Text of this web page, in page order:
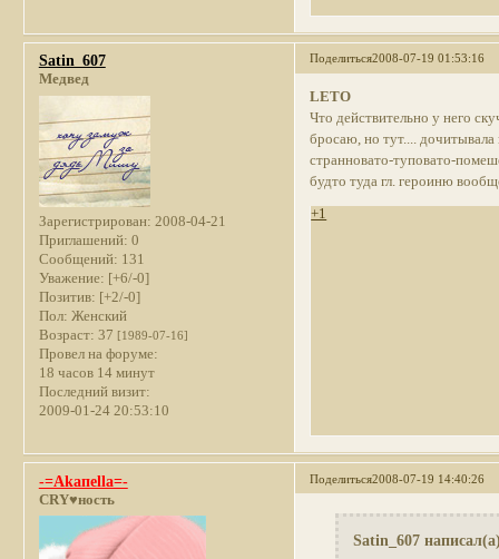
Поделиться2008-07-19 01:53:16
Satin_607
Медвед
Зарегистрирован: 2008-04-21
Приглашений: 0
Сообщений: 131
Уважение: [+6/-0]
Позитив: [+2/-0]
Пол: Женский
Возраст: 37 [1989-07-16]
Провел на форуме:
18 часов 14 минут
Последний визит:
2009-01-24 20:53:10
LETO
Что действительно у него
бросаю, но тут....
странновато-туповато-
будто туда гл. героиню
+1
Поделиться2008-07-19 14:40:26
-=Akaпella=-
CRY♥ность
Satin_607